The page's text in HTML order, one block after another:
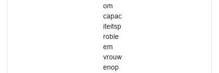
om
capac
iteitsp
roble
em
vrouw
enop